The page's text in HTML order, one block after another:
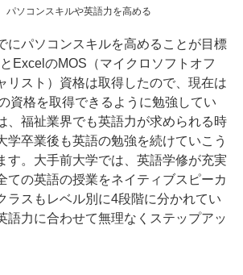
パソコンスキルや英語力を高める
にパソコンスキルを高めることが目標
ExcelのMOS（マイクロソフトオフ
リスト）資格は取得したので、現在は
資格を取得できるように勉強してい
、福祉業界でも英語力が求められる時
学卒業後も英語の勉強を続けていこう
す。大手前大学では、英語学修が充実
ての英語の授業をネイティブスピーカ
ラスもレベル別に4段階に分かれてい
語力に合わせて無理なくステップアッ